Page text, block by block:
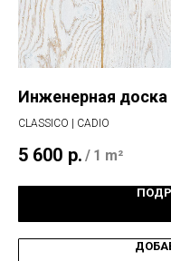
Инженерная доска
CLASSICO | CADIO
5 600 р. / 1 m²